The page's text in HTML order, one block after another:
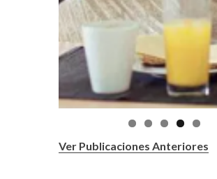
Ver Publicaciones Anteriores